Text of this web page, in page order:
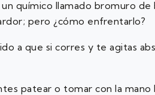
químico llamado bromuro de
pero ¿cómo enfrentarlo?
a que si corres y te agitas
patear o tomar con la mano